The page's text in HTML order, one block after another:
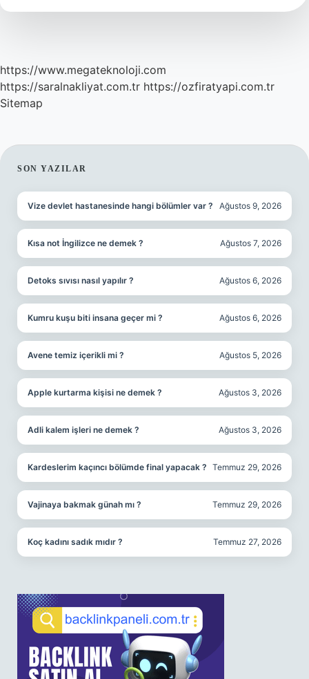
https://www.megateknoloji.com
https://saralnakliyat.com.tr https://ozfiratyapi.com.tr
Sitemap
SIDEBAR
SON YAZILAR
Vize devlet hastanesinde hangi bölümler var ? Ağustos 9, 2026
Kısa not İngilizce ne demek ? Ağustos 7, 2026
Detoks sıvısı nasıl yapılır ? Ağustos 6, 2026
Kumru kuşu biti insana geçer mi ? Ağustos 6, 2026
Avene temiz içerikli mi ? Ağustos 5, 2026
Apple kurtarma kişisi ne demek ? Ağustos 3, 2026
Adli kalem işleri ne demek ? Ağustos 3, 2026
Kardeslerim kaçıncı bölümde final yapacak ? Temmuz 29, 2026
Vajinaya bakmak günah mı ? Temmuz 29, 2026
Koç kadını sadık mıdır ? Temmuz 27, 2026